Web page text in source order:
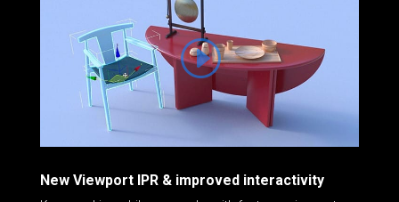
New Viewport IPR & improved interactivity